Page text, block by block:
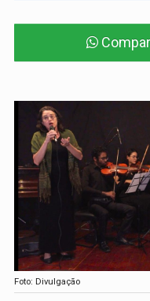
Foto: Divulgação